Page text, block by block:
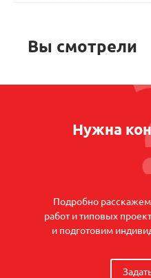
Вы смотрели
Нужна
Подробно расскажем
работ и типовых
и подготовим